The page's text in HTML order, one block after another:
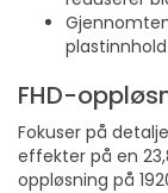
FHD-
Fokuser på
effekter på en
oppløsning på